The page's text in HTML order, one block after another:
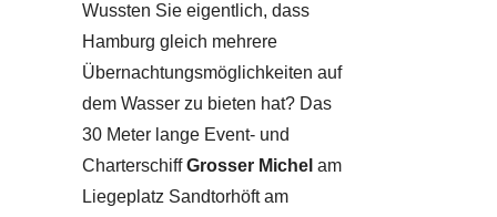
Wussten Sie eigentlich, dass
Hamburg gleich mehrere
Übernachtungsmöglichkeiten auf
dem Wasser zu bieten hat? Das
30 Meter lange Event- und
CharterschiffGrosser Michel am
Liegeplatz Sandtorhöft am